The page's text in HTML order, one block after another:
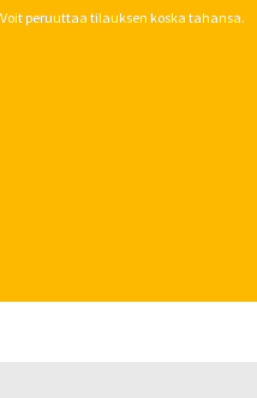
Voit peruuttaa tilauksen koska tahansa.